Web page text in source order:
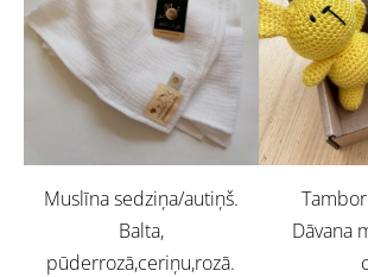
Muslīna sedziņa/autiņš.
Balta,
pūderrozā,ceriņu,rozā.
Dāvana